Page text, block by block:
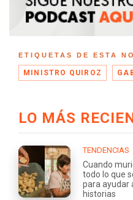
ETIQUETAS DE ESTA
MINISTRO QUIROZ
LO MÁS
TENDENCIAS
Cuando
todo lo que
para ayudar
historias